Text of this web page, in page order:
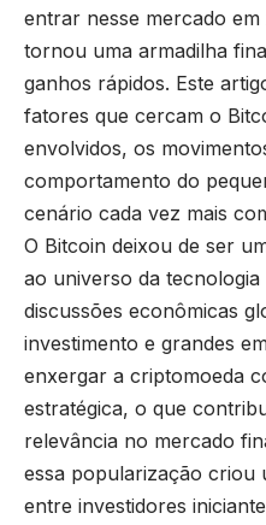
entrar nesse mercado
tornou uma armadilha
ganhos rápidos. Este
fatores que cercam o
envolvidos, os
comportamento do
cenário cada vez mais
O Bitcoin deixou de ser
ao universo da
discussões econômicas
investimento e grandes
enxergar a criptomoeda
estratégica, o que
relevância no mercado
essa popularização criou
entre investidores